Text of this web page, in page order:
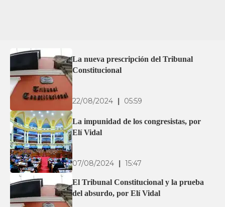
La nueva prescripción del Tribunal
Constitucional
22/08/2024 05:59
La impunidad de los congresistas, por
Elí Vidal
07/08/2024 15:47
El Tribunal Constitucional y la prueba
del absurdo, por Elí Vidal